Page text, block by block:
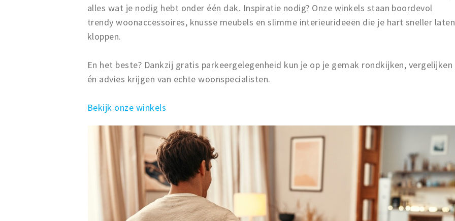
alles wat je nodig hebt onder één dak. Inspiratie nodig? Onze winkels staan boordevol
trendy woonaccessoires, knusse meubels en slimme interieurideeën die je hart sneller laten
kloppen.
En het beste? Dankzij gratis parkeergelegenheid kun je op je gemak rondkijken, vergelijken
én advies krijgen van echte woonspecialisten.
Bekijk onze winkels